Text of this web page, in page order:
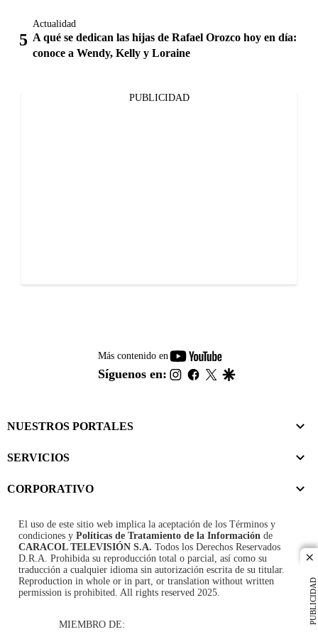
PUBLICIDAD
Actualidad
A qué se dedican las hijas de Rafael Orozco hoy en día:
conoce a Wendy, Kelly y Loraine
PUBLICIDAD
Más contenido en
youtube-
footer
Síguenos en: instagram
facebook
twitter
NUESTROS PORTALES
SERVICIOS
CORPORATIVO
El uso de este sitio web implica la aceptación de los Términos y
condiciones y Políticas de Tratamiento de la Información de
CARACOL TELEVISIÓN S.A. Todos los Derechos Reservados
D.R.A. Prohibida su reproducción total o parcial, así como su
traducción a cualquier idioma sin autorización escrita de su titular.
Reproduction in whole or in part, or translation without written
permission is prohibited. All rights reserved 2025.
MIEMBRO DE: